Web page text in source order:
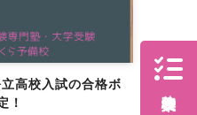
高校入試の合格ボ
！
体験授業の予約